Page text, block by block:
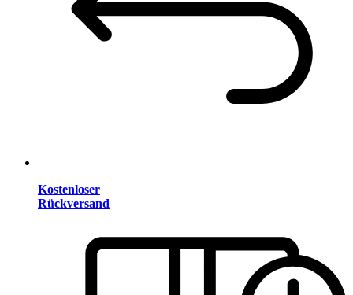
Kostenloser
Rückversand